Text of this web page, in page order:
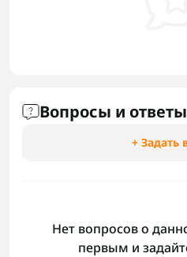
Вопросы и ответы
+ Задать
Нет вопросов о
первым и